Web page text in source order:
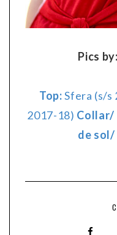
Pics
Top:Sfera (s/
2017-18) Collar/
de sol/